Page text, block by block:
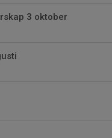
3 oktober